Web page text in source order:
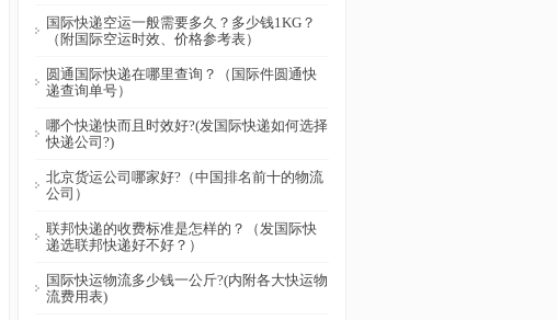
国际快递空运一般需要多久？多少钱1KG？
（附国际空运时效、价格参考表）
圆通国际快递在哪里查询？（国际件圆通快
递查询单号）
哪个快递快而且时效好?(发国际快递如何选择
快递公司?)
北京货运公司哪家好?（中国排名前十的物流
公司）
联邦快递的收费标准是怎样的？（发国际快
递选联邦快递好不好？）
国际快运物流多少钱一公斤?(内附各大快运物
流费用表)